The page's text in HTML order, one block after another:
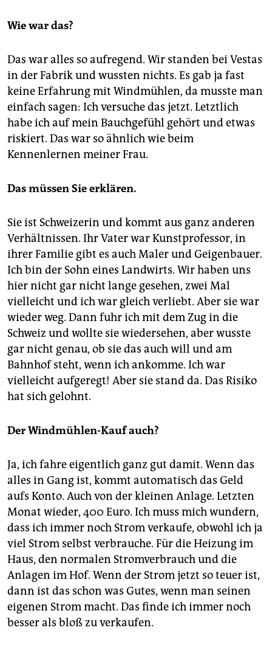
Im Oktober 1983
erste Windrad auf, eine Vestas V15. Ein Jahr,
Genehmigungsverfahren war langwierig und teuer.
Doch bald gab es sogar Fördermittel und die V15 ist
eine viel besichtigte Pionier-Anlage geworden.
Das Windradläuft noch immer, weder Generatoren
noch Windräder mussten ausgetauscht werden.
Inzwischen stehen in der Gemeinde 80 Windräder.
Wie war das?
Das war alles so aufregend. Wir standen bei Vestas
in der Fabrik und wussten nichts. Es gab ja fast
keine Erfahrung mit Windmühlen, da musste man
einfach sagen: Ich versuche das jetzt. Letztlich
habe ich auf mein Bauchgefühl gehört und etwas
riskiert. Das war so ähnlich wie beim
Kennenlernen meiner Frau.
Das müssen Sie erklären.
Sie ist Schweizerin und kommt aus ganz anderen
Verhältnissen. Ihr Vater war Kunstprofessor, in
ihrer Familie gibt es auch Maler und Geigenbauer.
Ich bin der Sohn eines Landwirts. Wir haben uns
hier nicht gar nicht lange gesehen, zwei Mal
vielleicht und ich war gleich verliebt. Aber sie war
wieder weg. Dann fuhr ich mit dem Zug in die
Schweiz und wollte sie wiedersehen, aber wusste
gar nicht genau, ob sie das auch will und am
Bahnhof steht, wenn ich ankomme. Ich war
vielleicht aufgeregt! Aber sie stand da. Das Risiko
hat sich gelohnt.
Der Windmühlen-Kauf auch?
Ja, ich fahre eigentlich ganz gut damit. Wenn das
alles in Gang ist, kommt automatisch das Geld
aufs Konto. Auch von der kleinen Anlage. Letzten
Monat wieder, 400 Euro. Ich muss mich wundern,
dass ich immer noch Strom verkaufe, obwohl ich ja
viel Strom selbst verbrauche. Für die Heizung im
Haus, den normalen Stromverbrauch und die
Anlagen im Hof. Wenn der Strom jetzt so teuer ist,
dann ist das schon was Gutes, wenn man seinen
eigenen Strom macht. Das finde ich immer noch
besser als bloß zu verkaufen.